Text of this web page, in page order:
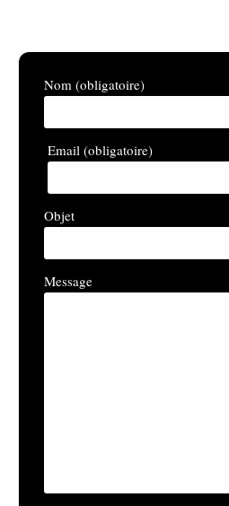
Nom (obligatoire)
Email (obligatoire)
Objet
Message